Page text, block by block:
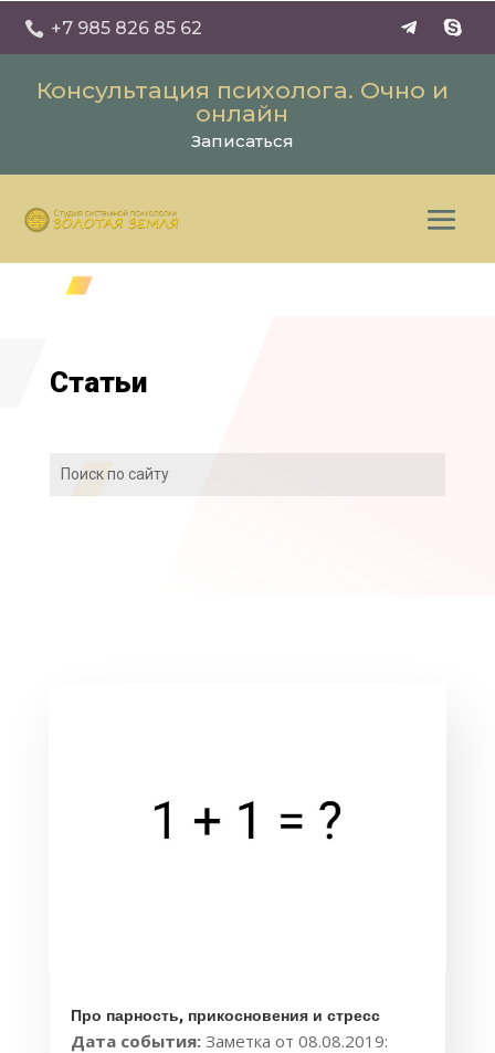
 +7 985 826 85 62
Консультация психолога. Очно и
онлайн
Записаться
Статьи
Про парность, прикосновения и стресс
Дата события: Заметка от 08.08.2019: